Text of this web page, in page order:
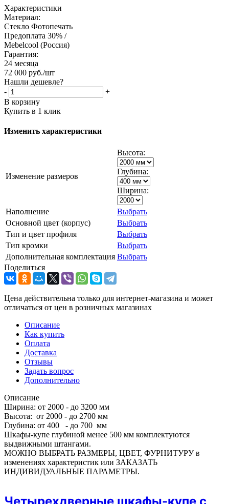
Характеристики
Материал:
Стекло Фотопечать
Предоплата 30% /
Mebelcool (Россия)
Гарантия:
24 месяца
72 000 руб./шт
Нашли дешевле?
-
+
В корзину
Купить в 1 клик
Изменить характеристики
Изменение размеров
Высота:
Глубина:
Ширина:
Наполнение
Выбрать
Основной цвет (корпус)
Выбрать
Тип и цвет профиля
Выбрать
Тип кромки
Выбрать
Дополнительная комплектация Выбрать
Поделиться
Цена действительна только для интернет-магазина и может
отличаться от цен в розничных магазинах
Описание
Как купить
Оплата
Доставка
Отзывы
Задать вопрос
Дополнительно
Описание
Ширина: от 2000 - до 3200 мм
Высота: от 2000 - до 2700 мм
Глубина: от 400 - до 700 мм
Шкафы-купе глубиной менее 500 мм комплектуются
выдвижными штангами.
МОЖНО ВЫБРАТЬ РАЗМЕРЫ, ЦВЕТ, ФУРНИТУРУ в
изменениях характеристик или ЗАКАЗАТЬ
ИНДИВИДУАЛЬНЫЕ ПАРАМЕТРЫ.